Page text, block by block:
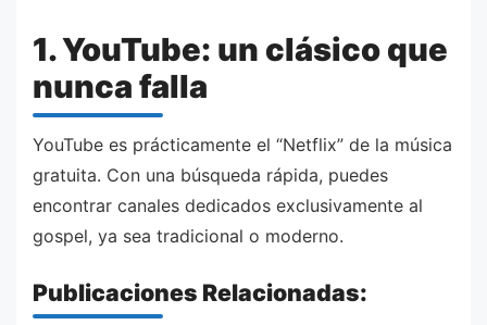
1. YouTube: un clásico que
nunca falla
YouTube es prácticamente el “Netflix” de la música
gratuita. Con una búsqueda rápida, puedes
encontrar canales dedicados exclusivamente al
gospel, ya sea tradicional o moderno.
Publicaciones Relacionadas: